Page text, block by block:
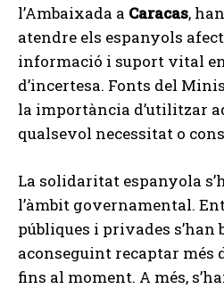
l’Ambaixada a Caracas,
atendre els espanyols
informació i suport vital
d’incertesa. Fonts del
la importància d’utilitzar
qualsevol necessitat o
La solidaritat espanyola
l’àmbit governamental.
públiques i privades s’han
aconseguint recaptar més
fins al moment. A més,